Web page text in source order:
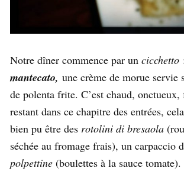
Notre dîner commence par un cicchetto
mantecato, une crème de morue servie
de polenta frite. C’est chaud,
restant dans ce chapitre des entrées,
bien pu être des rotolini di bresaola
séchée au fromage frais), un carpaccio
polpettine (boulettes à la sauce tomate).